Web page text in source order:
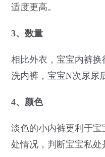
适度更高。
3、数量
相比外衣，宝宝内裤
洗内裤，宝宝N次尿尿
4、颜色
淡色的小内裤更利于
处情况，判断宝宝私